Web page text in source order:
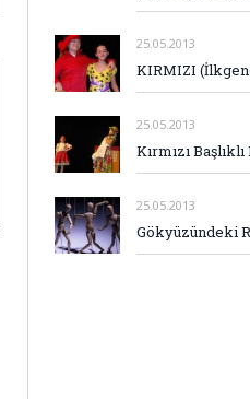
25.05.2013
KIRMIZI
25.05.2013
Kırmızı
25.05.2013
Gökyüzündeki